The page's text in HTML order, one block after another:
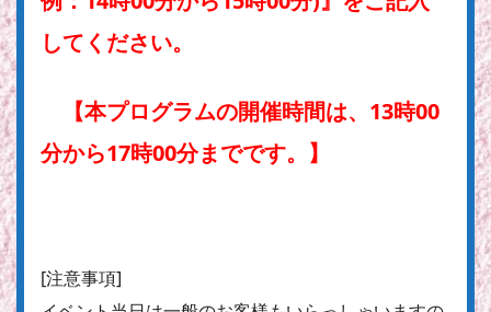
してください。
【本プログラムの開催時間は、13時00
分から17時00分までです。】
[注意事項]